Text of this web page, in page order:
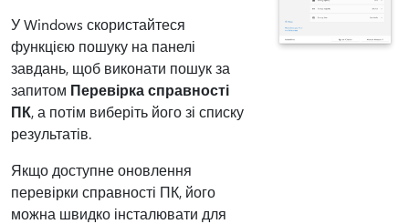
У Windows скористайтеся
функцією пошуку на панелі
завдань, щоб виконати пошук за
запитом Перевірка справності
ПК, а потім виберіть його зі списку
результатів.
Якщо доступне оновлення
перевірки справності ПК, його
можна швидко інсталювати для